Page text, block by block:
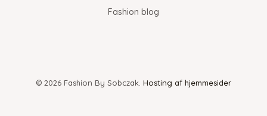
Fashion blog
© 2026 Fashion By Sobczak. Hosting af hjemmesider